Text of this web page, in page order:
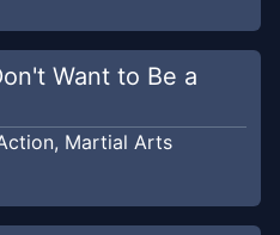
Want to Be a
, Martial Arts